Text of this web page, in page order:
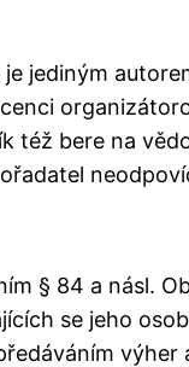
jediným
též bere na
§ 84 a násl.
se jeho